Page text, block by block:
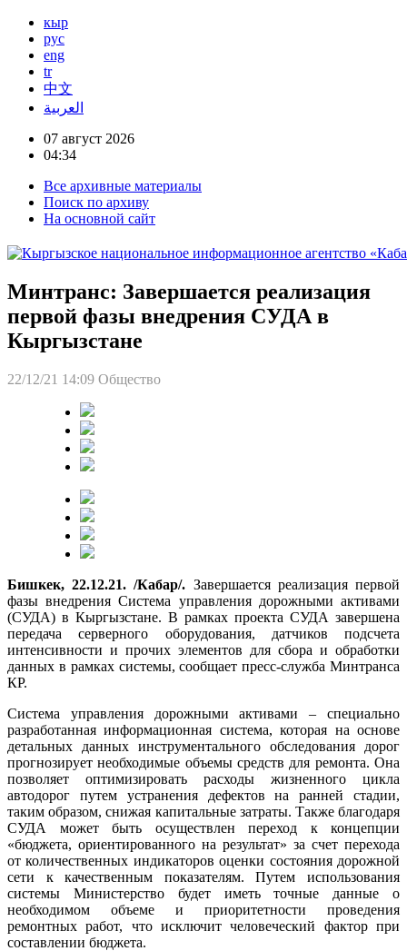
кыр
рус
eng
tr
中文
العربية
07 август 2026
04:34
Все архивные материалы
Поиск по архиву
На основной сайт
Минтранс: Завершается реализация
первой фазы внедрения СУДА в
Кыргызстане
22/12/21 14:09 Общество
Бишкек, 22.12.21. /Кабар/. Завершается реализация первой
фазы внедрения Система управления дорожными активами
(СУДА) в Кыргызстане. В рамках проекта СУДА завершена
передача серверного оборудования, датчиков подсчета
интенсивности и прочих элементов для сбора и обработки
данных в рамках системы, сообщает пресс-служба Минтранса
КР.
Система управления дорожными активами – специально
разработанная информационная система, которая на основе
детальных данных инструментального обследования дорог
прогнозирует необходимые объемы средств для ремонта. Она
позволяет оптимизировать расходы жизненного цикла
автодорог путем устранения дефектов на ранней стадии,
таким образом, снижая капитальные затраты. Также благодаря
СУДА может быть осуществлен переход к концепции
«бюджета, ориентированного на результат» за счет перехода
от количественных индикаторов оценки состояния дорожной
сети к качественным показателям. Путем использования
системы Министерство будет иметь точные данные о
необходимом объеме и приоритетности проведения
ремонтных работ, что исключит человеческий фактор при
составлении бюджета.